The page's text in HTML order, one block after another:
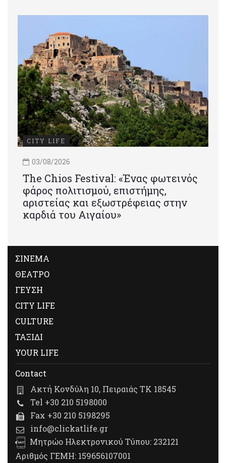
CITY LIFE
03/08/2026
Τhe Chios Festival: «Ένας φωτεινός
φάρος πολιτισμού, επιστήμης,
αριστείας και εξωστρέφειας στην
καρδιά του Αιγαίου»
ΣΙΝΕΜΑ
ΘΕΑΤΡΟ
ΓΕΥΣΗ
CITY LIFE
CULTURE
ΤΑΞΙΔΙ
YOUR LIFE
Contact
Ακτή Κονδύλη 10, Πειραιάς ΤΚ 18545
Tel +30 210 5198000
Fax +30 210 5198295
info@clickatlife.gr
Μητρώο Ηλεκτρονικού Τύπου: 232121
Αριθμός ΓΕΜΗ: 159656107001